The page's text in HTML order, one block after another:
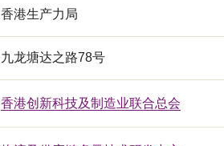
香港生产力局
九龙塘达之路78号
香港创新科技及制造业联合总会